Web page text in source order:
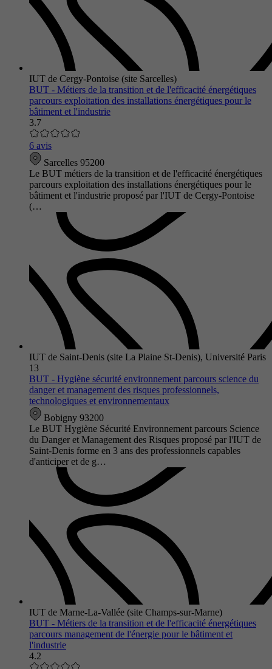
IUT de Cergy-Pontoise (site Sarcelles)
BUT - Métiers de la transition et de l'efficacité énergétiques
parcours exploitation des installations énergétiques pour le
bâtiment et l'industrie
3.7
6 avis
Sarcelles 95200
Le BUT métiers de la transition et de l'efficacité énergétiques
parcours exploitation des installations énergétiques pour le
bâtiment et l'industrie proposé par l'IUT de Cergy-Pontoise
(…
IUT de Saint-Denis (site La Plaine St-Denis), Université Paris
13
BUT - Hygiène sécurité environnement parcours science du
danger et management des risques professionnels,
technologiques et environnementaux
Bobigny 93200
Le BUT Hygiène Sécurité Environnement parcours Science
du Danger et Management des Risques proposé par l'IUT de
Saint-Denis forme en 3 ans des professionnels capables
d'anticiper et de g…
IUT de Marne-La-Vallée (site Champs-sur-Marne)
BUT - Métiers de la transition et de l'efficacité énergétiques
parcours management de l'énergie pour le bâtiment et
l'industrie
4.2